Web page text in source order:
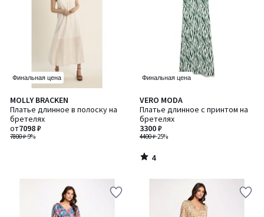
Финальная цена
MOLLY BRACKEN
Платье длинное в полоску на
бретелях
7800 ₽-9%
от7098 ₽
Финальная цена
VERO MODA
Платье длинное с принтом на
бретелях
4400 ₽-25%
3300 ₽
4
/
5
4
/